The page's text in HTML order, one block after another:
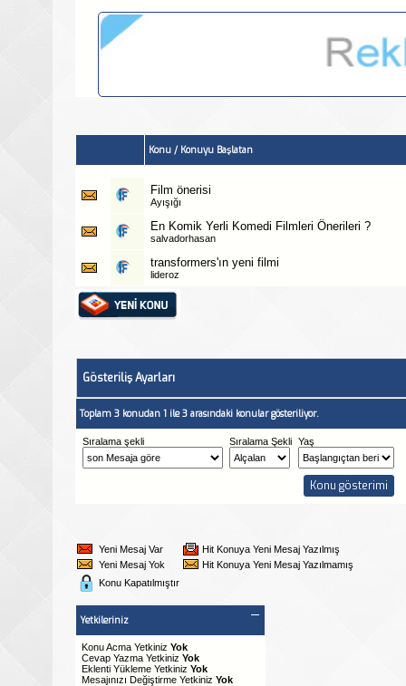
Konu / Konuyu Başlatan
Film önerisi
Ayışığı
En Komik Yerli Komedi Filmleri Önerileri ?
salvadorhasan
transformers'ın yeni filmi
lideroz
Gösteriliş Ayarları
Toplam 3 konudan 1 ile 3 arasındaki konular gösteriliyor.
Sıralama şekli Sıralama Şekli Yaş
Yeni Mesaj Var
Hit Konuya Yeni Mesaj Yazılmış
Yeni Mesaj Yok
Hit Konuya Yeni Mesaj Yazılmamış
Konu Kapatılmıştır
Yetkileriniz
Konu Acma Yetkiniz Yok
Cevap Yazma Yetkiniz Yok
Eklenti Yükleme Yetkiniz Yok
Mesajınızı Değiştirme Yetkiniz Yok